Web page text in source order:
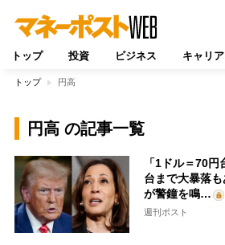
トップ 投資 ビジネス キャリア
トップ 円高
円高 の記事一覧
「1ドル＝70
台まで大暴落
が警鐘を鳴…
週刊ポスト